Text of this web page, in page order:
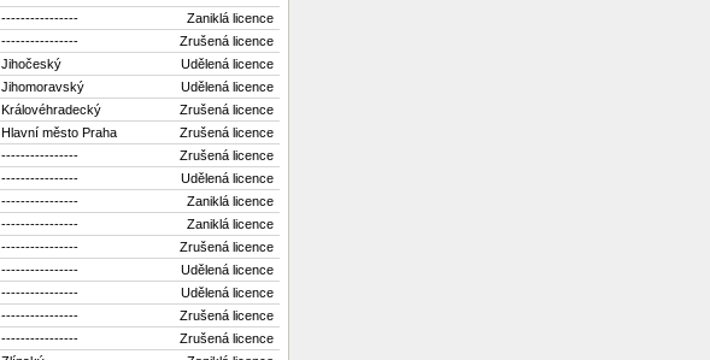
----------------
Zaniklá licence
----------------
Zrušená licence
Jihočeský
Udělená licence
Jihomoravský
Udělená licence
Královéhradecký
Zrušená licence
Hlavní město Praha
Zrušená licence
----------------
Zrušená licence
----------------
Udělená licence
----------------
Zaniklá licence
----------------
Zaniklá licence
----------------
Zrušená licence
----------------
Udělená licence
----------------
Udělená licence
----------------
Zrušená licence
----------------
Zrušená licence